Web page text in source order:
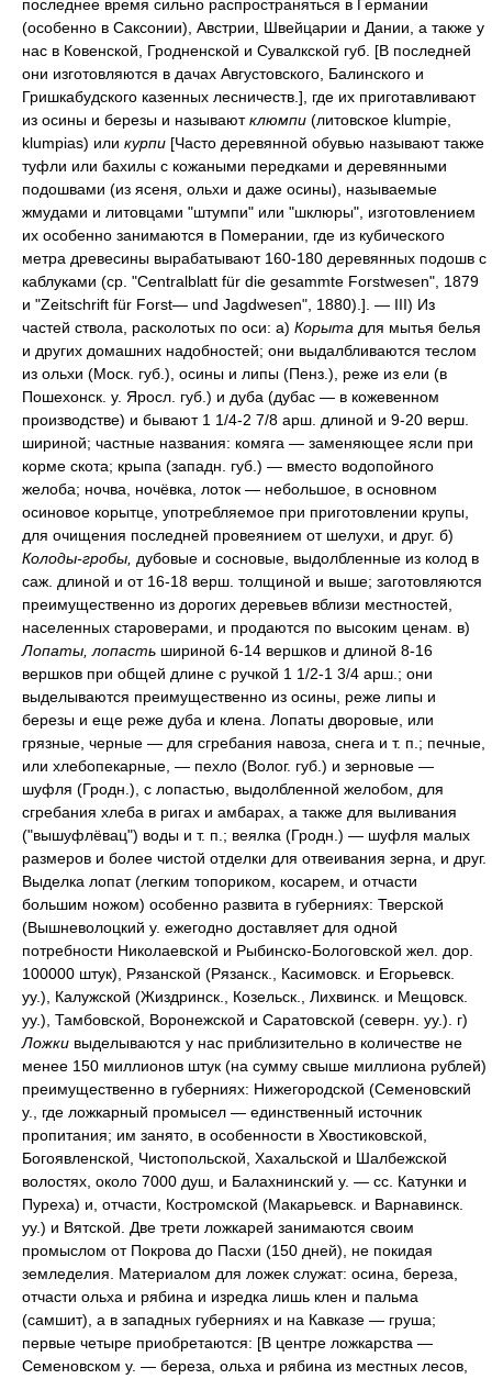
последнее время сильно распространяться в Германии
(особенно в Саксонии), Австрии, Швейцарии и Дании, а также у
нас в Ковенской, Гродненской и Сувалкской губ. [В последней
они изготовляются в дачах Августовского, Балинского и
Гришкабудского казенных лесничеств.], где их приготавливают
из осины и березы и называютклюмпи (литовское klumpie,
klumpias) или курпи [Часто деревянной обувью называют также
туфли или бахилы с кожаными передками и деревянными
подошвами (из ясеня, ольхи и даже осины), называемые
жмудами и литовцами "штумпи" или "шклюры", изготовлением
их особенно занимаются в Померании, где из кубического
метра древесины вырабатывают 160-180 деревянных подошв с
каблуками (ср. "Centralblatt für die gesammte Forstwesen", 1879
и "Zeitschrift für Forst— und Jagdwesen", 1880).]. — III) Из
частей ствола, расколотых по оси: а) Корыта для мытья белья
и других домашних надобностей; они выдалбливаются теслом
из ольхи (Моск. губ.), осины и липы (Пенз.), реже из ели (в
Пошехонск. у. Яросл. губ.) и дуба (дубас — в кожевенном
производстве) и бывают 1 1/4-2 7/8 арш. длиной и 9-20 верш.
шириной; частные названия: комяга — заменяющее ясли при
корме скота; крыпа (западн. губ.) — вместо водопойного
желоба; ночва, ночёвка, лоток — небольшое, в основном
осиновое корытце, употребляемое при приготовлении крупы,
для очищения последней провеянием от шелухи, и друг. б)
Колоды-гробы, дубовые и сосновые, выдолбленные из колод в
саж. длиной и от 16-18 верш. толщиной и выше; заготовляются
преимущественно из дорогих деревьев вблизи местностей,
населенных староверами, и продаются по высоким ценам. в)
Лопаты, лопасть шириной 6-14 вершков и длиной 8-16
вершков при общей длине с ручкой 1 1/2-1 3/4 арш.; они
выделываются преимущественно из осины, реже липы и
березы и еще реже дуба и клена. Лопаты дворовые, или
грязные, черные — для сгребания навоза, снега и т. п.; печные,
или хлебопекарные, — пехло (Волог. губ.) и зерновые —
шуфля (Гродн.), с лопастью, выдолбленной желобом, для
сгребания хлеба в ригах и амбарах, а также для выливания
("вышуфлёвац") воды и т. п.; веялка (Гродн.) — шуфля малых
размеров и более чистой отделки для отвеивания зерна, и друг.
Выделка лопат (легким топориком, косарем, и отчасти
большим ножом) особенно развита в губерниях: Тверской
(Вышневолоцкий у. ежегодно доставляет для одной
потребности Николаевской и Рыбинско-Бологовской жел. дор.
100000 штук), Рязанской (Рязанск., Касимовск. и Егорьевск.
уу.), Калужской (Жиздринск., Козельск., Лихвинск. и Мещовск.
уу.), Тамбовской, Воронежской и Саратовской (северн. уу.). г)
Ложки выделываются у нас приблизительно в количестве не
менее 150 миллионов штук (на сумму свыше миллиона рублей)
преимущественно в губерниях: Нижегородской (Семеновский
у., где ложкарный промысел — единственный источник
пропитания; им занято, в особенности в Хвостиковской,
Богоявленской, Чистопольской, Хахальской и Шалбежской
волостях, около 7000 душ, и Балахнинский у. — сс. Катунки и
Пуреха) и, отчасти, Костромской (Макарьевск. и Варнавинск.
уу.) и Вятской. Две трети ложкарей занимаются своим
промыслом от Покрова до Пасхи (150 дней), не покидая
земледелия. Материалом для ложек служат: осина, береза,
отчасти ольха и рябина и изредка лишь клен и пальма
(самшит), а в западных губерниях и на Кавказе — груша;
первые четыре приобретаются: [В центре ложкарства —
Семеновском у. — береза, ольха и рябина из местных лесов,